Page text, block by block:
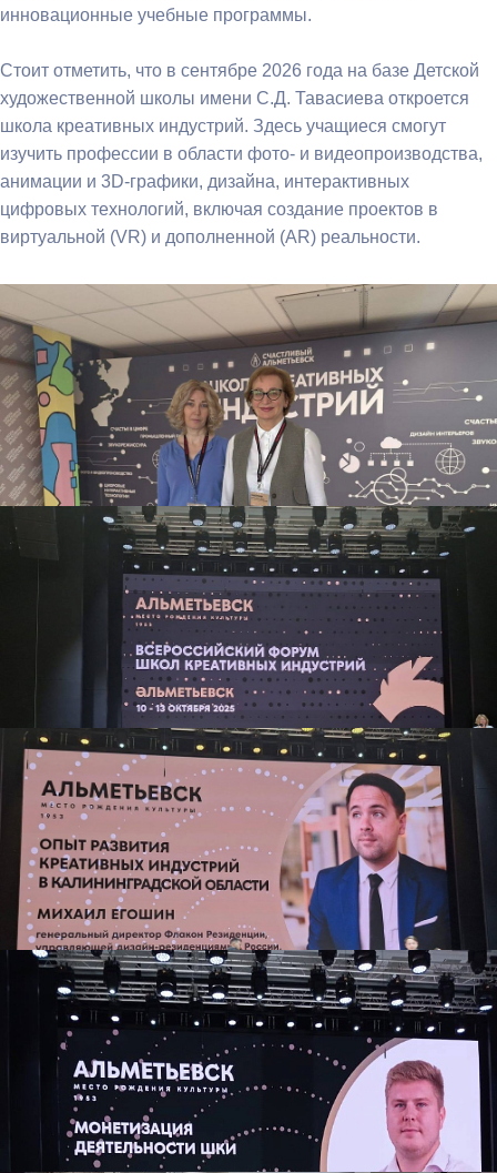
инновационные учебные программы.
Стоит отметить, что в сентябре 2026 года на базе Детской
художественной школы имени С.Д. Тавасиева откроется
школа креативных индустрий. Здесь учащиеся смогут
изучить профессии в области фото- и видеопроизводства,
анимации и 3D-графики, дизайна, интерактивных
цифровых технологий, включая создание проектов в
виртуальной (VR) и дополненной (AR) реальности.